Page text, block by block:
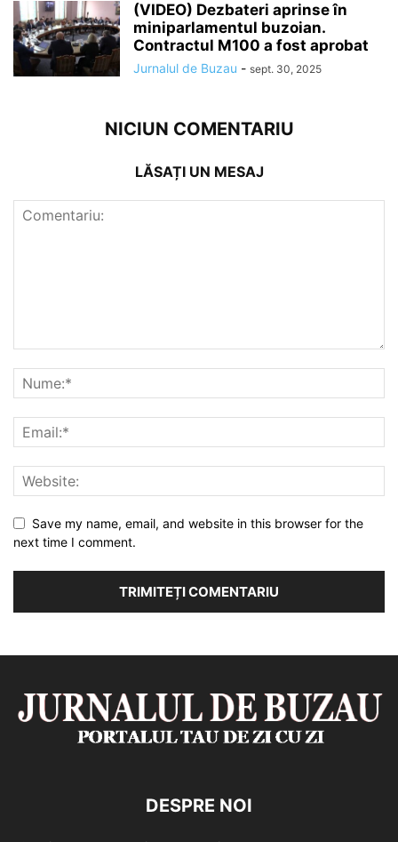
(VIDEO) Dezbateri aprinse în
miniparlamentul buzoian.
Contractul M100 a fost aprobat
Jurnalul de Buzau - sept. 30, 2025
NICIUN COMENTARIU
LĂSAȚI UN MESAJ
Save my name, email, and website in this browser for the
next time I comment.
DESPRE NOI